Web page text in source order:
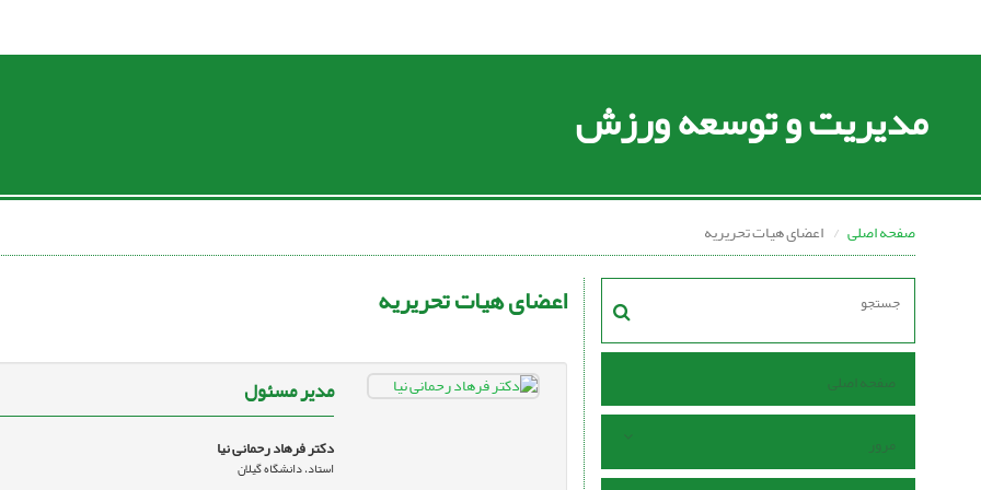
مدیریت و توسعه ورزش
صفحه اصلی اعضای هیات تحریریه
صفحه اصلی
مرور
اعضای هیات تحریریه
مدیر مسئول
دکتر فرهاد رحمانی نیا
استاد، دانشگاه گیلان